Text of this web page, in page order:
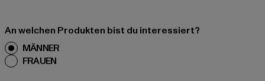
An welchen Produkten bist du interessiert?
MÄNNER
FRAUEN